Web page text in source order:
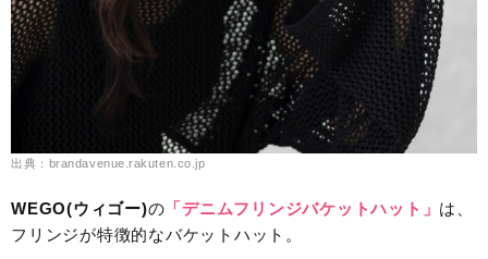
出典：brandavenue.rakuten.co.jp
WEGO(ウィゴー)の 「デニムフリンジバケットハット」 は、
フリンジが特徴的なバケットハット。